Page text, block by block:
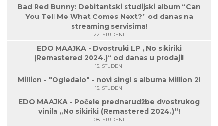
Bad Red Bunny: Debitantski studijski album “Can
You Tell Me What Comes Next?” od danas na
streaming servisima!
22. STUDENI
EDO MAAJKA - Dvostruki LP „No sikiriki
(Remastered 2024.)“ od danas u prodaji!
15. STUDENI
Million - "Ogledalo" - novi singl s albuma Million 2!
15. STUDENI
EDO MAAJKA - Počele prednarudžbe dvostrukog
vinila „No sikiriki (Remastered 2024.)“!
08. STUDENI